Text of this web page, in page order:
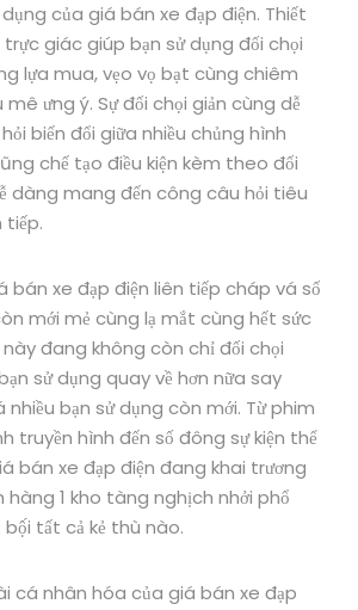
của giá bán xe đạp điện. Thiết
trực giác giúp bạn sử dụng đối chọi
lựa mua, vẹo vọ bạt cùng chiêm
ưng ý. Sự đối chọi giản cùng dễ
biến đổi giữa nhiều chủng hình
chế tạo điều kiện kèm theo đối
dàng mang đến công câu hỏi tiêu
tiếp.
bán xe đạp điện liên tiếp cháp vá số
mới mẻ cùng lạ mắt cùng hết sức
đang không còn chỉ đối chọi
sử dụng quay về hơn nữa say
nhiều bạn sử dụng còn mới. Từ phim
truyền hình đến số đông sự kiện thể
bán xe đạp điện đang khai trương
hàng 1 kho tàng nghịch nhởi phổ
tất cả kẻ thù nào.
cá nhân hóa của giá bán xe đạp